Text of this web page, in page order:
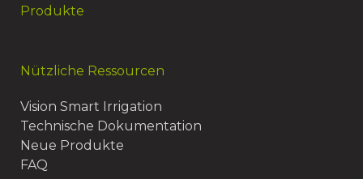
Produkte
Nützliche Ressourcen
Vision Smart Irrigation
Technische Dokumentation
Neue Produkte
FAQ